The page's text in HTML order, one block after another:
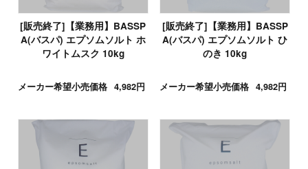
[販売終了]【業務用】BASSP
A(バスパ) エプソムソルト ホ
ワイトムスク 10kg
メーカー希望小売価格 4,982円
[販売終了]【業務用】BASSP
A(バスパ) エプソムソルト ひ
のき 10kg
メーカー希望小売価格 4,982円